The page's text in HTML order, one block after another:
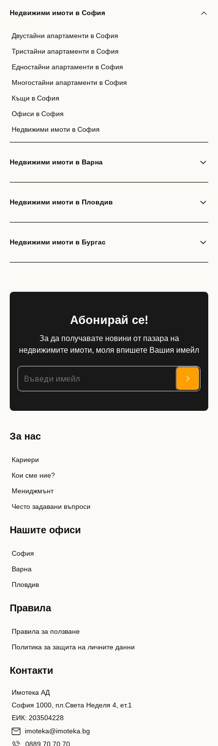
Недвижими имоти в София
Двустайни апартаменти в София
Тристайни апартаменти в София
Едностайни апартаменти в София
Многостайни апартаменти в София
Къщи в София
Офиси в София
Недвижими имоти в София
Недвижими имоти в Варна
Недвижими имоти в Пловдив
Недвижими имоти в Бургас
Абонирай се!
За да получавате новини от пазара на
недвижимите имоти, моля впишете Вашия имейл
За нас
Кариери
Кои сме ние?
Мениджмънт
Често задавани въпроси
Нашите офиси
София
Варна
Пловдив
Правила
Правила за ползване
Политика за защита на личните данни
Контакти
Имотека АД
София 1000, пл.Света Неделя 4, ет.1
ЕИК: 203504228
imoteka@imoteka.bg
0889 70 70 70